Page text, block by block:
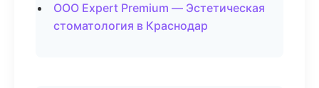
ООО Expert Premium — Эстетическая
стоматология в Краснодар